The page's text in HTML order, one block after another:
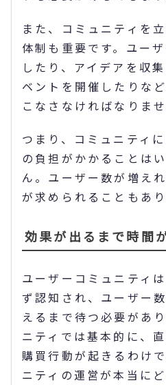
また、コミュニティを
体制も重要です。ユー
したり、アイデアを収
ベントを開催したりな
こなさなければなりませ
つまり、コミュニティ
の負担がかかることは
ん。ユーザー数が増え
が求められることもあり
効果が出るまで時間
ユーザーコミュニティ
ず認知され、ユーザー
えるまで待つ必要があ
ニティでは基本的に、
購買行動が起きるわけ
ニティの運営が本当に